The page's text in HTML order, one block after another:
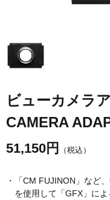
ビューカメラ
CAMERA
51,150円 （税込）
・「CM FUJINON」など
を使用して「GFX」に